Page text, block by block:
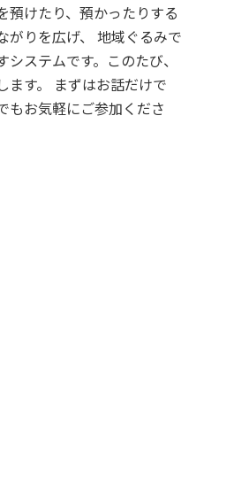
預けたり、預かったりする
がりを広げ、 地域ぐるみで
ステムです。このたび、
ます。 まずはお話だけで
もお気軽にご参加くださ